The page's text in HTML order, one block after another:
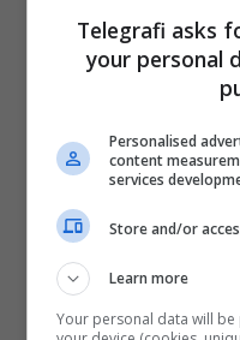
A
Telegrafi asks
your personal
Personalised
content
services
Store and/or
Learn more
Your personal data will